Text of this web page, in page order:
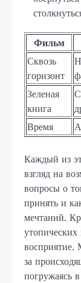
Фильм
Сквозь
горизонт
Зеленая
книга
Время
Каждый из
взгляд на
вопросы о
принять и
мечтаний.
восприятие.
за
погружаясь